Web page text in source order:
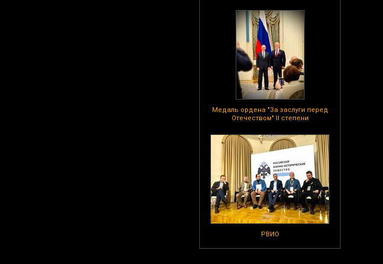
Медаль ордена "За заслуги перед
Отечеством" II степени
РВИО